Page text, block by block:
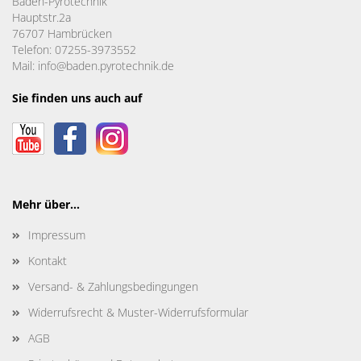
Hauptstr.2a
76707 Hambrücken
Telefon: 07255-3973552
Mail: info@baden.pyrotechnik.de
Sie finden uns auch auf
Mehr über...
Impressum
Kontakt
Versand- & Zahlungsbedingungen
Widerrufsrecht & Muster-Widerrufsformular
AGB